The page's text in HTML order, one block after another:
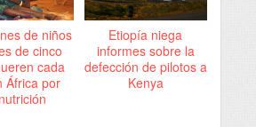
de niños
de cinco
cada
África por
Etiopía niega
informes sobre la
defección de pilotos a
Kenya